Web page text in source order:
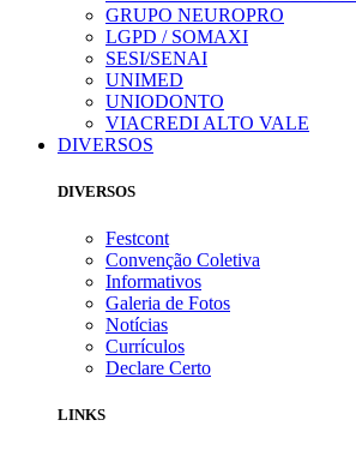
GRUPO NEUROPRO
LGPD / SOMAXI
SESI/SENAI
UNIMED
UNIODONTO
VIACREDI ALTO VALE
DIVERSOS
DIVERSOS
Festcont
Convenção Coletiva
Informativos
Galeria de Fotos
Notícias
Currículos
Declare Certo
LINKS